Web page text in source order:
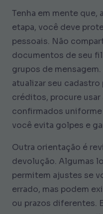
Tenha em mente que,
etapa, você deve
pessoais. Não
documentos de seu
grupos de
atualizar seu
créditos, procure usar
confirmados
você evita golpes e
Outra orientação é
devolução. Algumas
permitem ajustes se
errado, mas podem
ou prazos diferentes.